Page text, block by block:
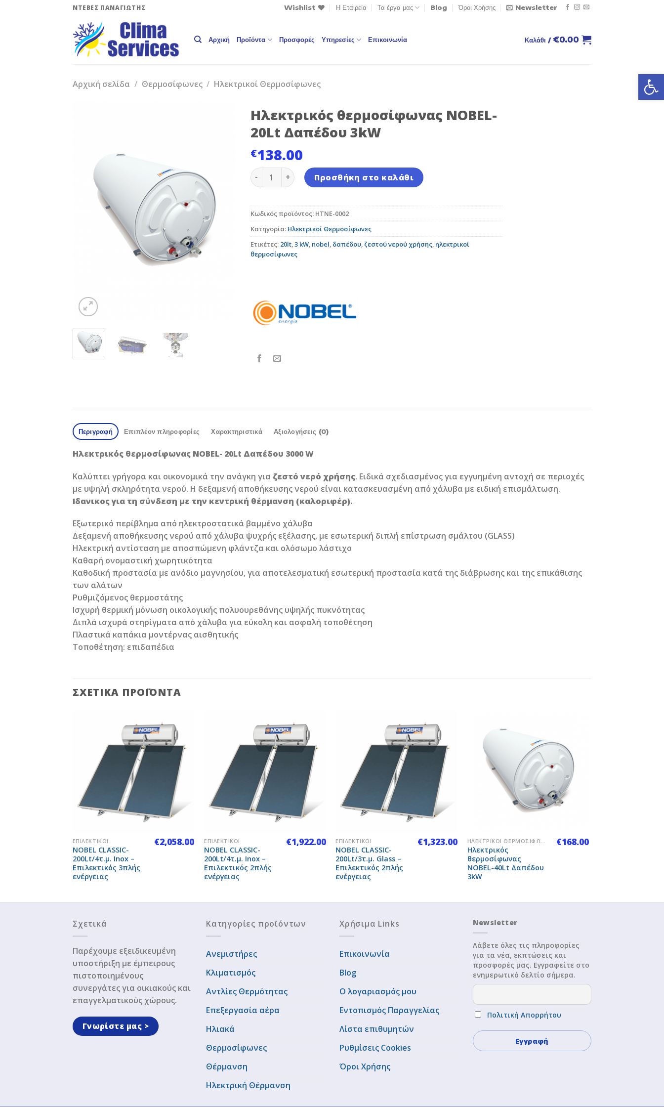
ΝΤΕΒΕΣ ΠΑΝΑΓΙΩΤΗΣ Wishlist Η Εταιρεία Τα έργα μας Blog Όροι Χρήσης Newsletter
Αρχική Προϊόντα Προσφορές Υπηρεσίες Επικοινωνία Καλάθι / €0.00
Αρχική σελίδα / Θερμοσίφωνες / Ηλεκτρικοί Θερμοσίφωνες
Wishlist
Ηλεκτρικός θερμοσίφωνας NOBEL-
20Lt Δαπέδου 3kW
€138.00
Ηλεκτρικός θερμοσίφωνας NOBEL-20Lt Δαπέδου 3kW ποσότητα
Προσθήκη στο καλάθι
Κωδικός προϊόντος: HTNE-0002
Κατηγορία: Ηλεκτρικοί Θερμοσίφωνες
Ετικέτες: 20lt 3 kW nobel δαπέδου ζεστού νερού χρήσης ηλεκτρικοί
θερμοσίφωνες
Περιγραφή Επιπλέον πληροφορίες Χαρακτηριστικά Αξιολογήσεις (0)
Ηλεκτρικός θερμοσίφωνας NOBEL- 20Lt Δαπέδου 3000 W
Καλύπτει γρήγορα και οικονομικά την ανάγκη για ζεστό νερό χρήσης. Ειδικά σχεδιασμένος για εγγυημένη αντοχή σε περιοχές
με υψηλή σκληρότητα νερού. Η δεξαμενή αποθήκευσης νερού είναι κατασκευασμένη από χάλυβα με ειδική επισμάλτωση.
Ιδανικος για τη σύνδεση με την κεντρική θέρμανση (καλοριφέρ).
Εξωτερικό περίβλημα από ηλεκτροστατικά βαμμένο χάλυβα
Δεξαμενή αποθήκευσης νερού από χάλυβα ψυχρής εξέλασης, με εσωτερική διπλή επίστρωση σμάλτου (GLASS)
Ηλεκτρική αντίσταση με αποσπώμενη φλάντζα και ολόσωμο λάστιχο
Καθαρή ονομαστική χωρητικότητα
Καθοδική προστασία με ανόδιο μαγνησίου, για αποτελεσματική εσωτερική προστασία κατά της διάβρωσης και της επικάθισης
των αλάτων
Ρυθμιζόμενος θερμοστάτης
Ισχυρή θερμική μόνωση οικολογικής πολυουρεθάνης υψηλής πυκνότητας
Διπλά ισχυρά στηρίγματα από χάλυβα για εύκολη και ασφαλή τοποθέτηση
Πλαστικά καπάκια μοντέρνας αισθητικής
Τοποθέτηση: επιδαπέδια
ΣΧΕΤΙΚΆ ΠΡΟΪΌΝΤΑ
Add to
Wishlist
ΕΠΙΛΕΚΤΙΚΟΊ
NOBEL CLASSIC-
200Lt/4τ.μ. Inox –
Επιλεκτικός 3πλής
ενέργειας
€2,058.00
Add to
Wishlist
ΕΠΙΛΕΚΤΙΚΟΊ
NOBEL CLASSIC-
200Lt/4τ.μ. Inox –
Επιλεκτικός 2πλής
ενέργειας
€1,922.00
Add to
Wishlist
ΕΠΙΛΕΚΤΙΚΟΊ
NOBEL CLASSIC-
200Lt/3τ.μ. Glass –
Επιλεκτικός 2πλής
ενέργειας
€1,323.00
Add to
Wishlist
Ηλεκτρικός
θερμοσίφωνας
NOBEL-40Lt Δαπέδου
3kW
€168.00
Σχετικά
Παρέχουμε εξειδικευμένη
υποστήριξη με έμπειρους
πιστοποιημένους
συνεργάτες για οικιακούς και
επαγγελματικούς χώρους.
Γνωρίστε μας >
Κατηγορίες προϊόντων
Ανεμιστήρες
Κλιματισμός
Αντλίες Θερμότητας
Επεξεργασία αέρα
Ηλιακά
Θερμοσίφωνες
Θέρμανση
Ηλεκτρική Θέρμανση
Χρήσιμα Links
Επικοινωνία
Blog
Ο λογαριασμός μου
Εντοπισμός Παραγγελίας
Λίστα επιθυμητών
Ρυθμίσεις Cookies
Όροι Χρήσης
Newsletter
Λάβετε όλες τις πληροφορίες
για τα νέα, εκπτώσεις και
προσφορές μας. Εγγραφείτε στο
ενημερωτικό δελτίο σήμερα.
Πολιτική Απορρήτου